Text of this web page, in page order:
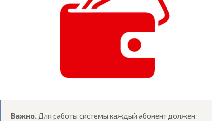
Важно. Для работы системы каждый абонент должен